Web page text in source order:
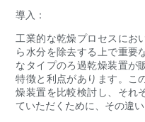
導入：
工業的な乾燥プロセスにお
ら水分を除去する上で重要
なタイプのろ過乾燥装置が
特徴と利点があります。こ
燥装置を比較検討し、それ
ていただくために、その違